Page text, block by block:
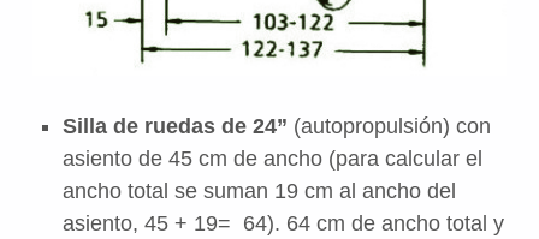
Silla de ruedas de 24” (autopropulsión) con
asiento de 45 cm de ancho (para calcular el
ancho total se suman 19 cm al ancho del
asiento, 45 + 19= 64). 64 cm de ancho total y